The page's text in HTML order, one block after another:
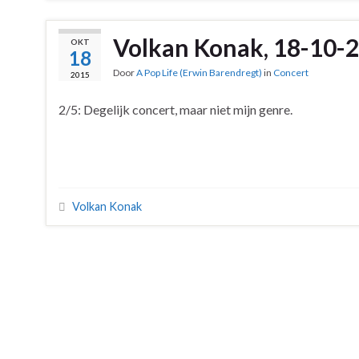
OKT
18
2015
Volkan Konak, 18-10-
DoorA Pop Life (Erwin Barendregt) in Concert
2/5: Degelijk concert, maar niet mijn genre.
Volkan Konak